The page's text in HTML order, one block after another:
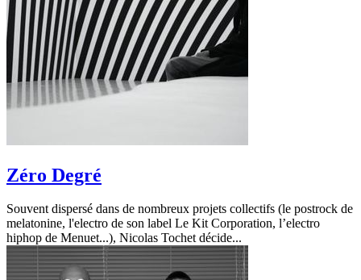
Zéro Degré
Souvent dispersé dans de nombreux projets collectifs (le postrock de
melatonine, l'electro de son label Le Kit Corporation, l’electro
hiphop de Menuet...), Nicolas Tochet décide...